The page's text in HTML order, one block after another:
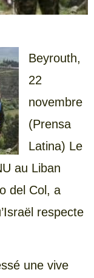
Beyrouth,
22
novembre
(Prensa
Latina) Le
au Liban
del Col, a
respecte
une vive